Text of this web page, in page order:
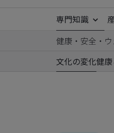
専門知識
健康・安全・
文化の変化健